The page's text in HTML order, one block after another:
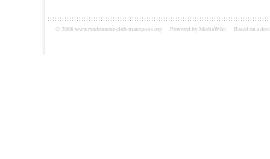
© 2008 www.randonneur-club-marcquois.org Powered by MediaWiki Based on a